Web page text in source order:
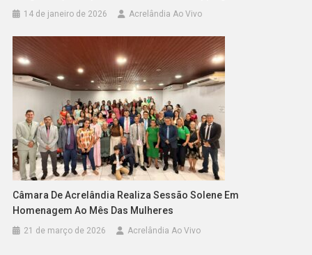
14 de janeiro de 2026 Acrelândia Ao Vivo
Câmara De Acrelândia Realiza Sessão Solene Em
Homenagem Ao Mês Das Mulheres
21 de março de 2026 Acrelândia Ao Vivo